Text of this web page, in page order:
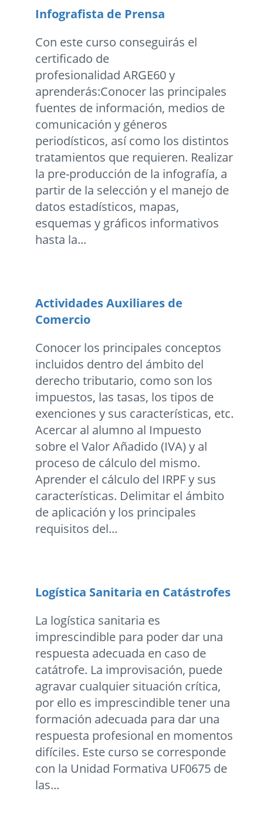
Infografista de Prensa
Con este curso conseguirás el
certificado de
profesionalidad ARGE60 y
aprenderás:Conocer las principales
fuentes de información, medios de
comunicación y géneros
periodísticos, así como los distintos
tratamientos que requieren. Realizar
la pre-producción de la infografía, a
partir de la selección y el manejo de
datos estadísticos, mapas,
esquemas y gráficos informativos
hasta la...
Actividades Auxiliares de
Comercio
Conocer los principales conceptos
incluidos dentro del ámbito del
derecho tributario, como son los
impuestos, las tasas, los tipos de
exenciones y sus características, etc.
Acercar al alumno al Impuesto
sobre el Valor Añadido (IVA) y al
proceso de cálculo del mismo.
Aprender el cálculo del IRPF y sus
características. Delimitar el ámbito
de aplicación y los principales
requisitos del...
Logística Sanitaria en Catástrofes
La logística sanitaria es
imprescindible para poder dar una
respuesta adecuada en caso de
catátrofe. La improvisación, puede
agravar cualquier situación crítica,
por ello es imprescindible tener una
formación adecuada para dar una
respuesta profesional en momentos
difíciles. Este curso se corresponde
con la Unidad Formativa UF0675 de
las...